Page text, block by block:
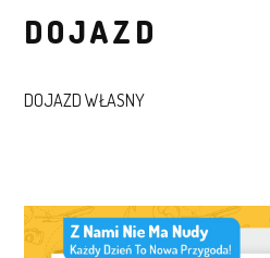
DOJAZD
DOJAZD WŁASNY